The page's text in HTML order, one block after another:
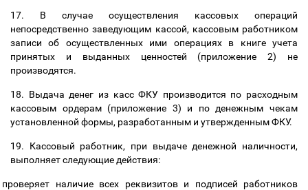
17. В случае осуществления кассовых операций
непосредственно заведующим кассой, кассовым работником
записи об осуществленных ими операциях в книге учета
принятых и выданных ценностей (приложение 2) не
производятся.
18. Выдача денег из касс ФКУ производится по расходным
кассовым ордерам (приложение 3) и по денежным чекам
установленной формы, разработанным и утвержденным ФКУ.
19. Кассовый работник, при выдаче денежной наличности,
выполняет следующие действия:
проверяет наличие всех реквизитов и подписей работников